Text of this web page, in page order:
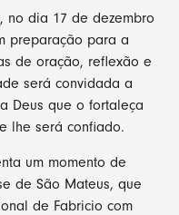
no dia 17 de dezembro
preparação para a
de oração, reflexão e
será convidada a
Deus que o fortaleça
lhe será confiado.
um momento de
de São Mateus, que
de Fabricio com